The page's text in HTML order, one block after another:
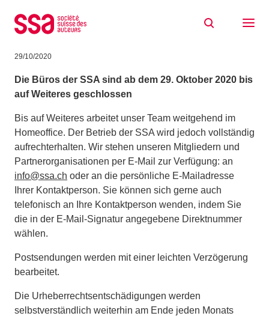
geschlossen
29/10/2020
Die Büros der SSA sind ab dem 29. Oktober 2020 bis
auf Weiteres geschlossen
Bis auf Weiteres arbeitet unser Team weitgehend im
Homeoffice. Der Betrieb der SSA wird jedoch vollständig
aufrechterhalten. Wir stehen unseren Mitgliedern und
Partnerorganisationen per E-Mail zur Verfügung: an
info@ssa.ch oder an die persönliche E-Mailadresse
Ihrer Kontaktperson. Sie können sich gerne auch
telefonisch an Ihre Kontaktperson wenden, indem Sie
die in der E-Mail-Signatur angegebene Direktnummer
wählen.
Postsendungen werden mit einer leichten Verzögerung
bearbeitet.
Die Urheberrechtsentschädigungen werden
selbstverständlich weiterhin am Ende jeden Monats